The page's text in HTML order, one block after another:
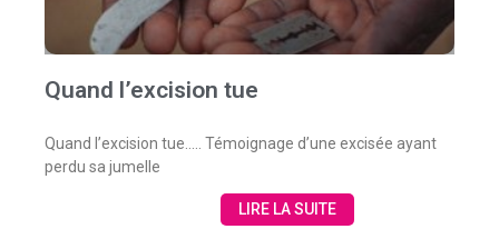
Quand l’excision tue
Quand l’excision tue….. Témoignage d’une excisée ayant
perdu sa jumelle
LIRE LA SUITE